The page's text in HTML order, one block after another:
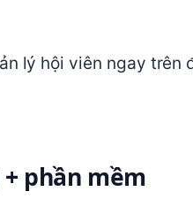
lý hội viên ngay trên
phần mềm